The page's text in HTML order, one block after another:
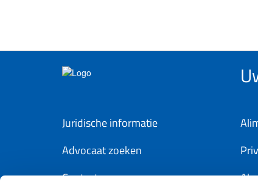
Juridische informatie
Advocaat zoeken
Contact